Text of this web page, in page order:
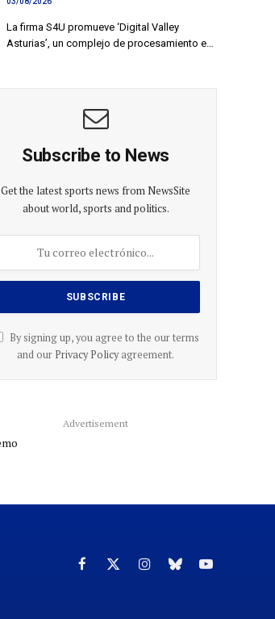
La firma S4U promueve ‘Digital Valley
Asturias’, un complejo de procesamiento e…
Subscribe to News
Get the latest sports news from NewsSite
about world, sports and politics.
By signing up, you agree to the our terms
and our Privacy Policyagreement.
Advertisement
Facebook
X
Instagram
Cielo YouTube